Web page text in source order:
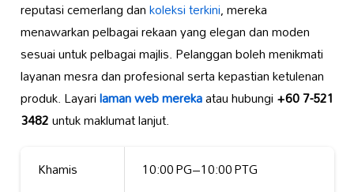
reputasi cemerlang dankoleksi terkini, mereka
menawarkan pelbagai rekaan yang elegan dan moden
sesuai untuk pelbagai majlis. Pelanggan boleh menikmati
layanan mesra dan profesional serta kepastian ketulenan
produk. Layarilaman web merekaatau hubungi+60 7-521
3482untuk maklumat lanjut.
Khamis
10:00 PG–10:00 PTG